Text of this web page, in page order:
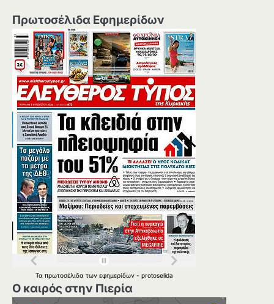
Πρωτοσέλιδα Εφημερίδων
Τα πρωτοσέλιδα των εφημερίδων - protoselida
Ο καιρός στην Πιερία